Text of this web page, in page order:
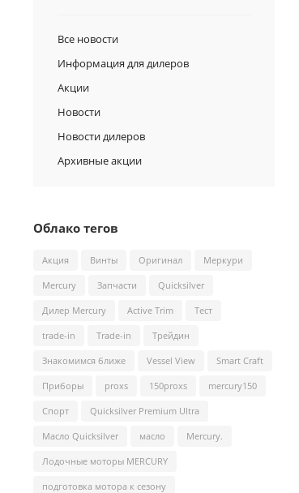
Все новости
Информация для дилеров
Акции
Новости
Новости дилеров
Архивные акции
Облако тегов
Акция Винты Оригинал Меркури
Mercury Запчасти Quicksilver
Дилер Mercury Active Trim Тест
trade-in Trade-in Трейдин
Знакомимся ближе Vessel View Smart Craft
Приборы proxs 150proxs mercury150
Спорт Quicksilver Premium Ultra
Масло Quicksilver масло Mercury.
Лодочные моторы MERCURY
подготовка мотора к сезону